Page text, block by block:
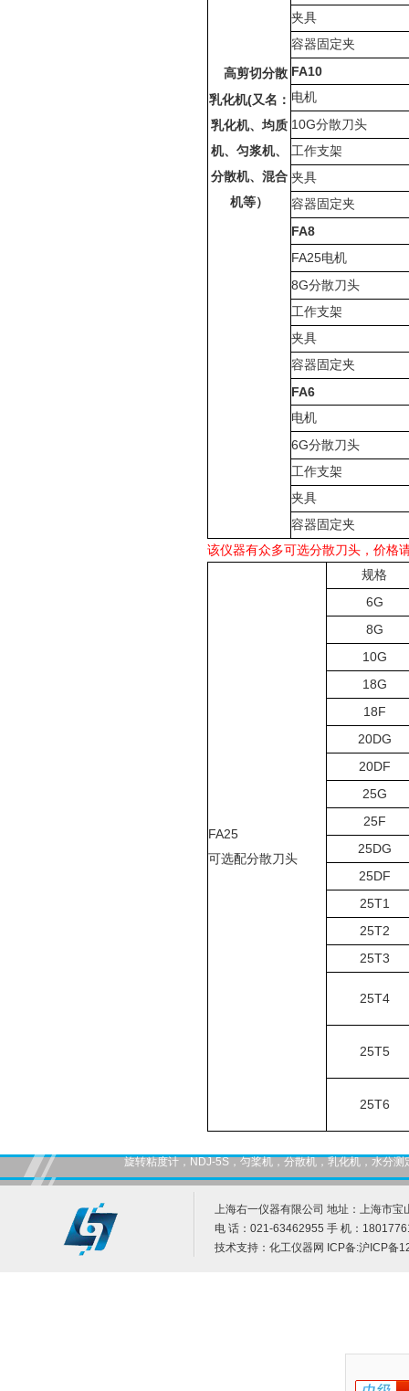
高剪切分散
乳化机(又名：
乳化机、均质
机、匀浆机、
分散机、混合
机等）
夹具
容器固定夹
FA10
电机
10G分散刀头
工作支架
夹具
容器固定夹
FA8
FA25电机
8G分散刀头
工作支架
夹具
容器固定夹
FA6
电机
6G分散刀头
工作支架
夹具
容器固定夹
该仪器有众多可选分散刀头，价格
FA25
可选配分散刀头
规格
6G
8G
10G
18G
18F
20DG
20DF
25G
25F
25DG
25DF
25T1
25T2
25T3
25T4
25T5
25T6
旋转粘度计，NDJ-5S，匀桨机，分散机，乳化机，水分
上海右一仪器有限公司 地址：上海市宝
电 话：021-63462955 手 机：
技术支持： 化工仪器网 ICP备:沪ICP备